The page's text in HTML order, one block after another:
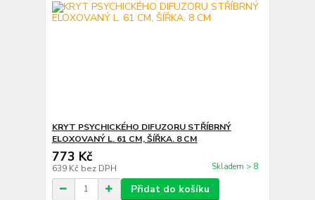
KRYT PSYCHICKÉHO DIFUZORU STŘÍBRNÝ
ELOXOVANÝ L. 61 CM, ŠÍŘKA. 8 CM
773 Kč
639 Kč bez DPH Skladem > 8
Přidat do košíku